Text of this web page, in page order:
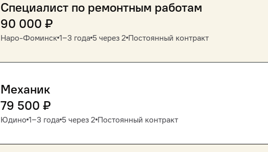
Специалист по ремонтным работам
90 000 ₽
Наро-Фоминск 1‒3 года 5 через 2 Постоянный контракт
Механик
79 500 ₽
Юдино 1‒3 года 5 через 2 Постоянный контракт